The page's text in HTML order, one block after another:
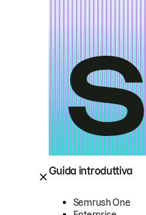
Guida introduttiva
Semrush One